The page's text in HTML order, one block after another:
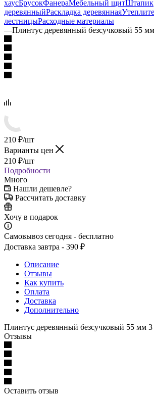
хаусБрусокФанераМебельный щитШтапик
деревянныйРаскладка деревянная
лестницыРасходные материалы
—Плинтус деревянный безсучковый 55 мм
210 ₽/шт
Варианты цен
210 ₽/шт
Подробности
Много
Нашли дешевле?
Рассчитать доставку
Хочу в подарок
Самовывоз сегодня - бесплатно
Доставка завтра - 390 ₽
Описание
Отзывы
Как купить
Оплата
Доставка
Дополнительно
Плинтус деревянный безсучковый 55 мм 3
Отзывы
Оставить отзыв